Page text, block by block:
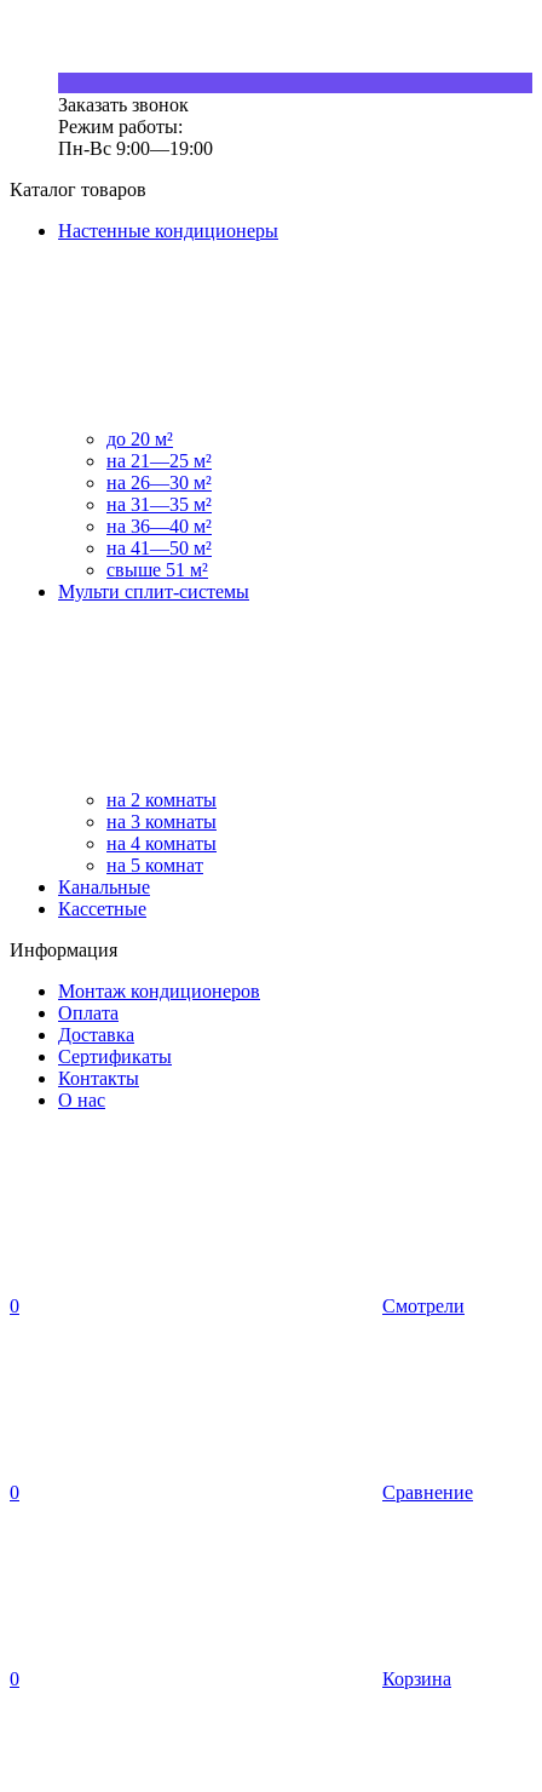
Заказать звонок
Режим работы:
Пн-Вс 9:00—19:00
Каталог товаров
Настенные кондиционеры
до 20 м²
на 21—25 м²
на 26—30 м²
на 31—35 м²
на 36—40 м²
на 41—50 м²
свыше 51 м²
Мульти сплит-системы
на 2 комнаты
на 3 комнаты
на 4 комнаты
на 5 комнат
Канальные
Кассетные
Информация
Монтаж кондиционеров
Оплата
Доставка
Сертификаты
Контакты
О нас
0 Смотрели
0 Сравнение
0 Корзина